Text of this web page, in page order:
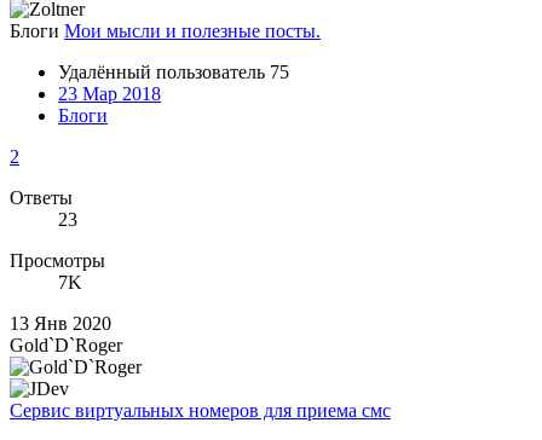
Блоги Мои мысли и полезные посты.
Удалённый пользователь 75
23 Мар 2018
Блоги
2
Ответы
23
Просмотры
7K
13 Янв 2020
Gold`D`Roger
Сервис виртуальных номеров для приема смс